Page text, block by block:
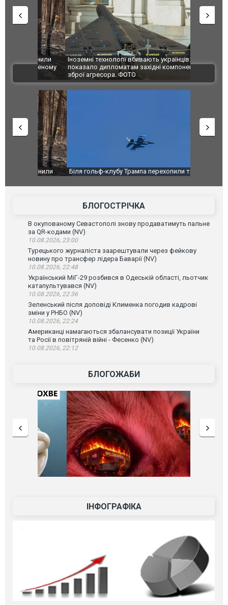
Іноземні технології вбивають українців: ГУР
показало дипломатам західні компоненти у
зброї агресора. ФОТО
Росіяни
ВІДЕО
Біля гольф-клубу Трампа перехопили три літаки.
Дві
ГУР із
БЛОГОСТРІЧКА
В окупованому Севастополі знову продаватимуть пальне
за QR-кодами (NV)
10.08.2026, 23:00
Турецького журналіста заарештували через фейкову
новину про трансфер лідера Баварії (NV)
10.08.2026, 22:48
Український МіГ-29 розбився в Одеській області, льотчик
катапультувався (NV)
10.08.2026, 22:36
Зеленський після доповіді Клименка погодив кадрові
зміни у РНБО (NV)
10.08.2026, 22:24
Американці намагаються збалансувати позиції України
та Росії в повітряній війні - Фесенко (NV)
10.08.2026, 22:12
БЛОГОЖАБИ
ІНФОГРАФІКА